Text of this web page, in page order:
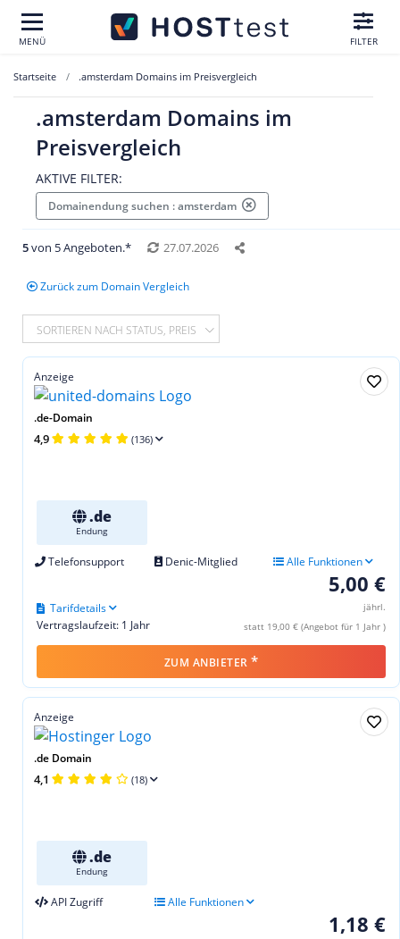
MENÜ FILTER
Startseite .amsterdam Domains im Preisvergleich
.amsterdam Domains im
Preisvergleich
AKTIVE FILTER:
Domainendung suchen : amsterdam
5von 5 Angeboten.* 27.07.2026
Zurück zum Domain Vergleich
SORTIEREN NACH STATUS, PREIS
Anzeige
.de-Domain
4,9 (136)
.de
Endung
Telefonsupport Denic-Mitglied Alle Funktionen
5,00 €
jährl.
statt 19,00 € (Angebot für 1 Jahr )
Vertragslaufzeit: 1 Jahr
Tarifdetails
ZUM ANBIETER *
Anzeige
.de Domain
4,1 (18)
.de
Endung
API Zugriff Alle Funktionen
1,18 €